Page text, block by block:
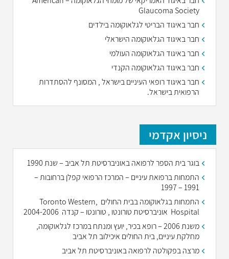
Glaucoma Society
חבר באיגוד הבריטי לגלאוקומה בילדים
חבר באיגוד הגלאוקומה הישראלי
חבר באיגוד הגלאוקומה העולמי
חבר באיגוד הגלאוקומה הקנדי
חבר באיגוד רופאי העיניים בישראל , המסונף להסתדרות
הרפואית בישראל.
ניסיון אקדמי
בוגר בית הספר לרפואה באוניברסיטת תל אביב – שנת 1990
התמחות ברפואת עיניים – המרכז הרפואי קפלן ברחובות –
1991 – 1997
התמחות בגלאוקומה בבית החולים ,Toronto Western
Hospital אוניברסיטת טורונטו , טורונטו – קנדה 2004-2006
משנת 2006 – רופא בכיר, יועץ ומנתח במרכז לגלאוקומה,
מחלקת עיניים, בית החולים איכילוב תל אביב
מרצה בפקולטה לרפואה באוניברסיטת תל אביב